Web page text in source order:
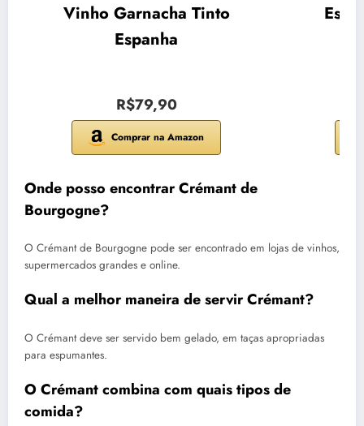
Vinho Garnacha Tinto
Espanha
R$79,90
Comprar na Amazon
Onde posso encontrar Crémant de
Bourgogne?
O Crémant de Bourgogne pode ser encontrado em lojas de vinhos,
supermercados grandes e online.
Qual a melhor maneira de servir Crémant?
O Crémant deve ser servido bem gelado, em taças apropriadas
para espumantes.
O Crémant combina com quais tipos de
comida?